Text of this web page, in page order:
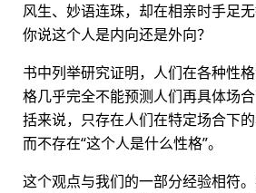
风生、妙语连珠，却在相亲时手足
你说这个人是内向还是外向？
书中列举研究证明，人们在各种性
格几乎完全不能预测人们再具体场
括来说，只存在人们在特定场合下的
而不存在“这个人是什么性格”。
这个观点与我们的一部分经验相符